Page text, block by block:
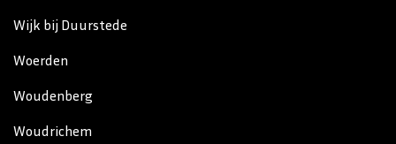
Wijk bij Duurstede
Woerden
Woudenberg
Woudrichem